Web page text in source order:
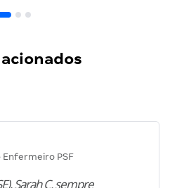
Enfermeiro PSF
Sarah C. sempre